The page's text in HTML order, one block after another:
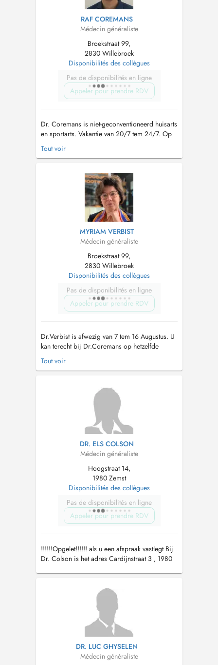
RAF COREMANS
Médecin généraliste
Broekstraat 99,
2830 Willebroek
Disponibilités des collègues
Pas de disponibilités en ligne
Appeler pour prendre RDV
Dr. Coremans is niet-geconventioneerd huisarts
en sportarts. Vakantie van 20/7 tem 24/7. Op
geopend. Op de andere dagen kan u terecht
voor afspraken: 014/39.78.04. Voor overige
vragen: 03/886.70.30 Mailadres: pra...
Tout voir
MYRIAM VERBIST
Médecin généraliste
Broekstraat 99,
2830 Willebroek
Disponibilités des collègues
Pas de disponibilités en ligne
Appeler pour prendre RDV
Dr.Verbist is afwezig van 7 tem 16 Augustus. U
kan terecht bij Dr.Coremans op hetzelfde
huisarts. CONTACT: Telefoon: voor afspraken:
praktijkhetbroek@gmail.com
PATIENTEN!! Do...
Tout voir
DR. ELS COLSON
Médecin généraliste
Hoogstraat 14,
1980 Zemst
Disponibilités des collègues
Pas de disponibilités en ligne
Appeler pour prendre RDV
!!!!!!Opgelet!!!!!! als u een afspraak vastlegt Bij
Dr. Colson is het adres Cardijnstraat 3 , 1980
DR. LUC GHYSELEN
Médecin généraliste